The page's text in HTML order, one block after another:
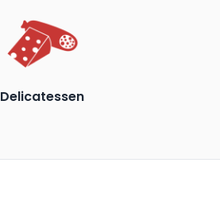
Delicatessen